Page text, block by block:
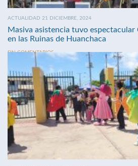
ACTUALIDAD 21 DICIEMBRE, 2024
Masiva asistencia tuvo
en las Ruinas de Huanchaca
SIN COMENTARIOS